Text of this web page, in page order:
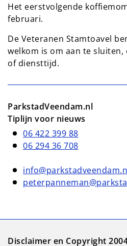
Het eerstvolgende
februari.
De Veteranen Stamtoavel
welkom is om aan te
of diensttijd.
ParkstadVeendam.nl
Tiplijn voor nieuws
06 422 399 88
06 294 36 708
Disclaimer en Copyright